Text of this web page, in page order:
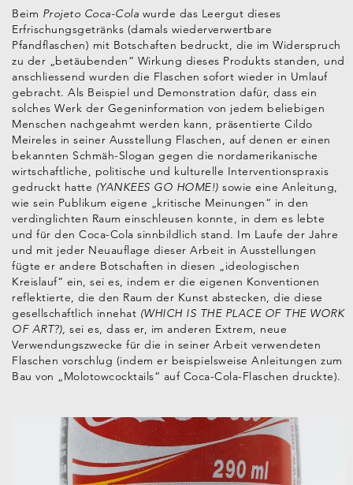
Beim Projeto Coca-Cola wurde das Leergut dieses
Erfrischungsgetränks (damals wiederverwertbare
Pfandflaschen) mit Botschaften bedruckt, die im Widerspruch
zu der „betäubenden“ Wirkung dieses Produkts standen, und
anschliessend wurden die Flaschen sofort wieder in Umlauf
gebracht. Als Beispiel und Demonstration dafür, dass ein
solches Werk der Gegeninformation von jedem beliebigen
Menschen nachgeahmt werden kann, präsentierte Cildo
Meireles in seiner Ausstellung Flaschen, auf denen er einen
bekannten Schmäh-Slogan gegen die nordamerikanische
wirtschaftliche, politische und kulturelle Interventionspraxis
gedruckt hatte (YANKEES GO HOME!) sowie eine Anleitung,
wie sein Publikum eigene „kritische Meinungen“ in den
verdinglichten Raum einschleusen konnte, in dem es lebte
und für den Coca-Cola sinnbildlich stand. Im Laufe der Jahre
und mit jeder Neuauflage dieser Arbeit in Ausstellungen
fügte er andere Botschaften in diesen „ideologischen
Kreislauf“ ein, sei es, indem er die eigenen Konventionen
reflektierte, die den Raum der Kunst abstecken, die diese
gesellschaftlich innehat (WHICH IS THE PLACE OF THE WORK
OF ART?), sei es, dass er, im anderen Extrem, neue
Verwendungszwecke für die in seiner Arbeit verwendeten
Flaschen vorschlug (indem er beispielsweise Anleitungen zum
Bau von „Molotowcocktails“ auf Coca-Cola-Flaschen druckte).